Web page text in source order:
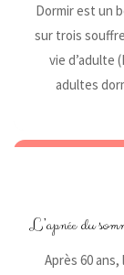
Dormir est un
sur trois
vie d’adulte
adultes
L’apnée du
Après 60